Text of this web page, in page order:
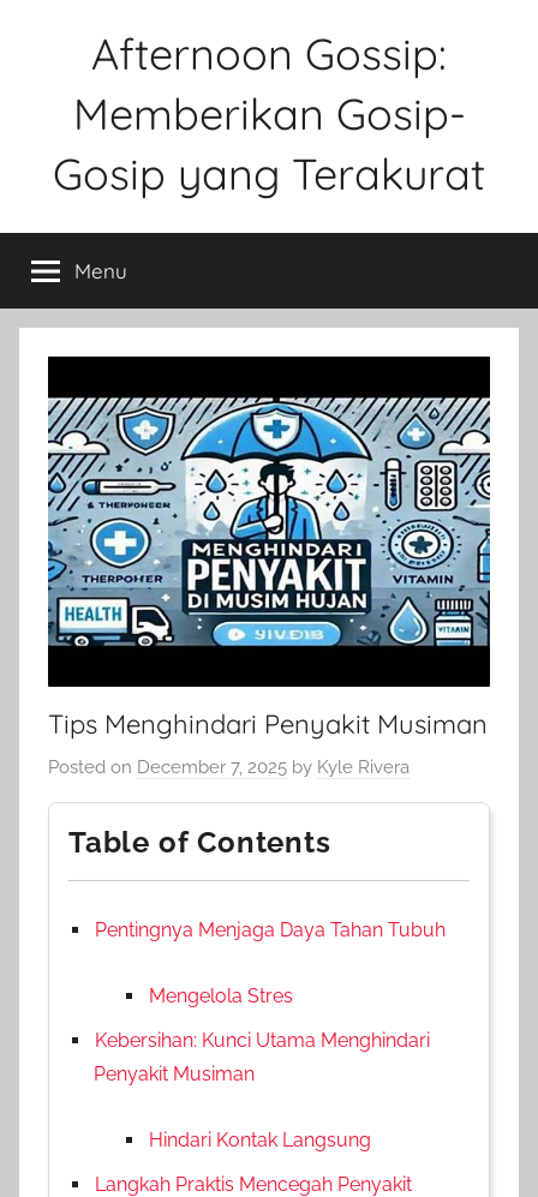
Afternoon Gossip:
Memberikan Gosip-
Gosip yang Terakurat
Tentang
Ke
Gosipan
Kalangan
Menu
Tips Menghindari Penyakit Musiman
Posted on December 7, 2025 by Kyle Rivera
Table of Contents
Pentingnya Menjaga Daya Tahan Tubuh
Mengelola Stres
Kebersihan: Kunci Utama Menghindari
Penyakit Musiman
Hindari Kontak Langsung
Langkah Praktis Mencegah Penyakit